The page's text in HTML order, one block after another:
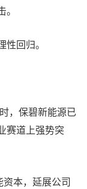
回归。
，保碧新能源已
道上强势突
本，延展公司